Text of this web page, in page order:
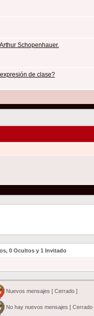
Schopenhauer.
de clase?
0 Ocultos y 1 Invitado
Nuevos mensajes [ Cerrado ]
No hay nuevos mensajes [ Cerrado